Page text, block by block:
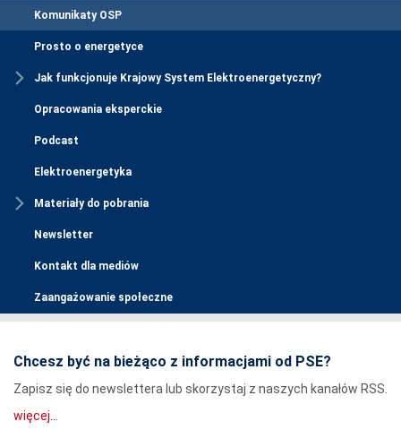
Komunikaty OSP
Prosto o energetyce
Jak funkcjonuje Krajowy System Elektroenergetyczny?
Opracowania eksperckie
Podcast
Elektroenergetyka
Materiały do pobrania
Newsletter
Kontakt dla mediów
Zaangażowanie społeczne
Chcesz być na bieżąco z informacjami od PSE?
Zapisz się do newslettera lub skorzystaj z naszych kanałów RSS.
więcej...